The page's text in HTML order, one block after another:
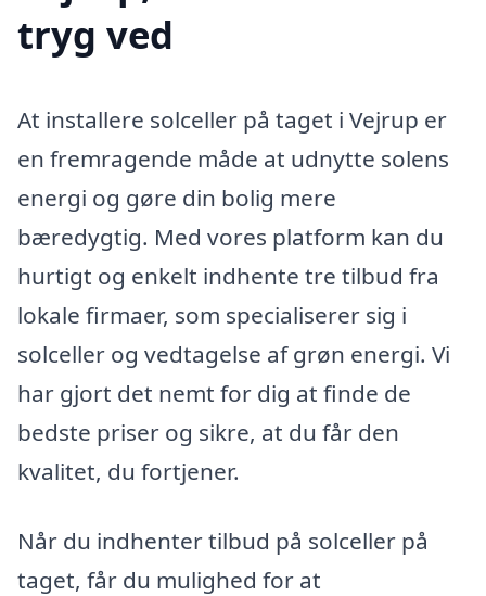
tryg ved
At installere solceller på taget i Vejrup er
en fremragende måde at udnytte solens
energi og gøre din bolig mere
bæredygtig. Med vores platform kan du
hurtigt og enkelt indhente tre tilbud fra
lokale firmaer, som specialiserer sig i
solceller og vedtagelse af grøn energi. Vi
har gjort det nemt for dig at finde de
bedste priser og sikre, at du får den
kvalitet, du fortjener.
Når du indhenter tilbud på solceller på
taget, får du mulighed for at